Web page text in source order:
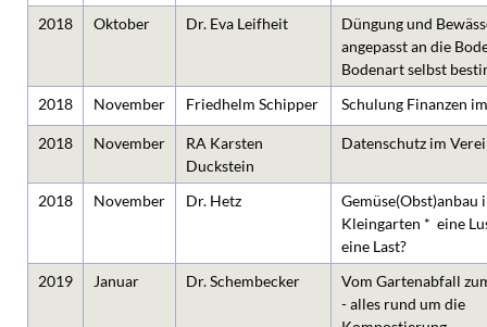
2018
Oktober Dr. Eva Leifheit
Düngung und
angepasst an die
Bodenart selbst
2018
November Friedhelm Schipper Schulung Finanzen
2018 November
RA Karsten
Duckstein
Datenschutz im
2018 November Dr. Hetz
Gemüse(Obst)anbau
Kleingarten * eine
eine Last?
2019
Januar Dr. Schembecker
Vom Gartenabfall
- alles rund um die